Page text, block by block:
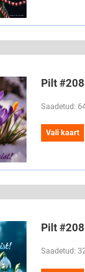
Pilt
Saadetud:
Vali kaart
Pilt
Saadetud: